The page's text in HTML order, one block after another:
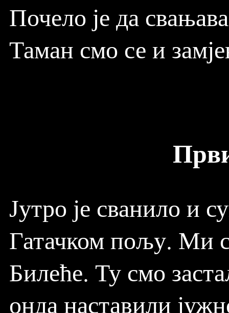
Почело је да
Таман смо се и
Јутро је сванило и
Гатачком пољу. Ми
Билеће. Ту смо
онда наставили